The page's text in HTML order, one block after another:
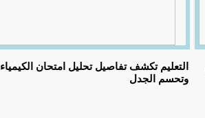
التعليم تكشف تفاصيل تحليل امتحان الكيمياء
وتحسم الجدل